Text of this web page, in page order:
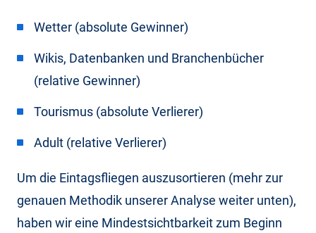
Wetter (absolute Gewinner)
Wikis, Datenbanken und Branchenbücher
(relative Gewinner)
Tourismus (absolute Verlierer)
Adult (relative Verlierer)
Um die Eintagsfliegen auszusortieren (mehr zur
genauen Methodik unserer Analyse weiter unten),
haben wir eine Mindestsichtbarkeit zum Beginn